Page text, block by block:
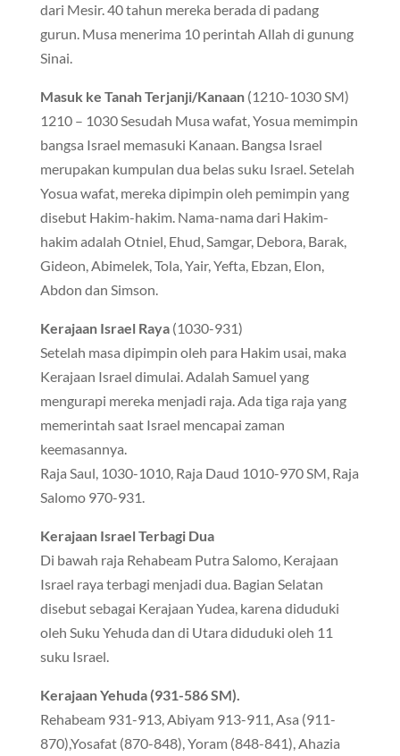
dari Mesir. 40 tahun mereka berada di padang
gurun. Musa menerima 10 perintah Allah di gunung
Sinai.
Masuk ke Tanah Terjanji/Kanaan(1210-1030 SM)
1210 – 1030 Sesudah Musa wafat, Yosua memimpin
bangsa Israel memasuki Kanaan. Bangsa Israel
merupakan kumpulan dua belas suku Israel. Setelah
Yosua wafat, mereka dipimpin oleh pemimpin yang
disebut Hakim-hakim. Nama-nama dari Hakim-
hakim adalah Otniel, Ehud, Samgar, Debora, Barak,
Gideon, Abimelek, Tola, Yair, Yefta, Ebzan, Elon,
Abdon dan Simson.
Kerajaan Israel Raya (1030-931)
Setelah masa dipimpin oleh para Hakim usai, maka
Kerajaan Israel dimulai. Adalah Samuel yang
mengurapi mereka menjadi raja. Ada tiga raja yang
memerintah saat Israel mencapai zaman
keemasannya.
Raja Saul, 1030-1010, Raja Daud 1010-970 SM, Raja
Salomo 970-931.
Kerajaan Israel Terbagi Dua
Di bawah raja Rehabeam Putra Salomo, Kerajaan
Israel raya terbagi menjadi dua. Bagian Selatan
disebut sebagai Kerajaan Yudea, karena diduduki
oleh Suku Yehuda dan di Utara diduduki oleh 11
suku Israel.
Kerajaan Yehuda (931-586 SM).
Rehabeam 931-913, Abiyam 913-911, Asa (911-
870),Yosafat (870-848), Yoram (848-841), Ahazia